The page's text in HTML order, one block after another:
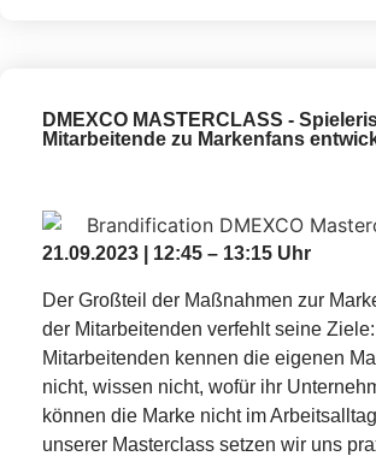
DMEXCO MASTERCLASS -
Mitarbeitende zu Markenfans
21.09.2023 | 12:45 – 13:15 Uhr
Der Großteil der Maßnahmen zur
der Mitarbeitenden verfehlt seine
Mitarbeitenden kennen die eigenen
nicht, wissen nicht, wofür ihr
können die Marke nicht im
unserer Masterclass setzen wir uns